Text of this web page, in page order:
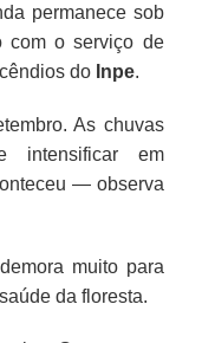
permanece sob
com o serviço de
do Inpe.
As chuvas
intensificar em
— observa
muito para
da floresta.